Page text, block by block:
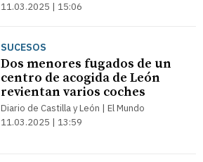
11.03.2025 | 15:06
SUCESOS
Dos menores fugados de un
centro de acogida de León
revientan varios coches
Diario de Castilla y León | El Mundo
11.03.2025 | 13:59